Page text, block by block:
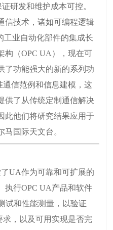
研发和维护成本可控。
信技术，诸如可编程逻辑
工业自动化部件的集成长
构（OPC UA），现在可
了功能强大的新的系列功
信范例和信息建模，这
供了从传统定制通信解决
此他们将研究结果应用于
国际天文台。
UA作为可靠和可扩展的
执行OPC UA产品和软件
试和性能测量，以验证
，以及可用实现是否完